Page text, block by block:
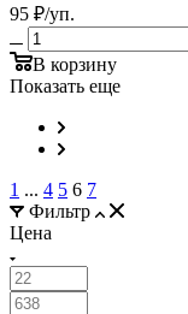
95 ₽/уп.
В корзину
Показать еще
1 ... 4 5 6 7
Фильтр
Цена